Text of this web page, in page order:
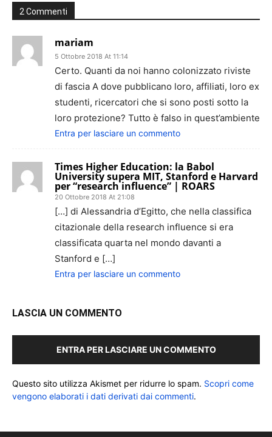
2 Commenti
mariam
5 Ottobre 2018 At 11:14
Certo. Quanti da noi hanno colonizzato riviste
di fascia A dove pubblicano loro, affiliati, loro ex
studenti, ricercatori che si sono posti sotto la
loro protezione? Tutto è falso in quest’ambiente
Entra per lasciare un commento
Times Higher Education: la Babol
University supera MIT, Stanford e Harvard
per “research influence” | ROARS
20 Ottobre 2018 At 21:08
[…] di Alessandria d’Egitto, che nella classifica
citazionale della research influence si era
classificata quarta nel mondo davanti a
Stanford e […]
Entra per lasciare un commento
LASCIA UN COMMENTO
ENTRA PER LASCIARE UN COMMENTO
Questo sito utilizza Akismet per ridurre lo spam. Scopri come
vengono elaborati i dati derivati dai commenti.